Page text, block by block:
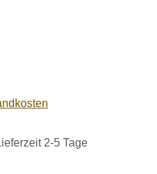
2-5 Tage